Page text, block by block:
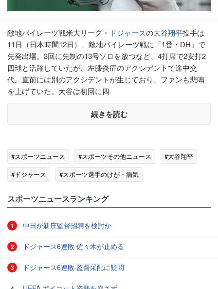
敵地パイレーツ戦米大リーグ・ ドジャースの大谷翔平投手は
11日（日本時間12日）、敵地パイレーツ戦に「1番・DH」で
先発出場。3回に先制の13号ソロを放つなど、4打席で2安打2
四球と活躍していたが、左膝炎症のアクシデントで途中交
代。直前には別のアクシデントが生じており、ファンも悲鳴
を上げていた。大谷は初回に四
続きを読む
#スポーツニュース #スポーツその他ニュース
#大谷翔平
#ドジャース
#スポーツ選手のけが・病気
スポーツニュースランキング
1 中日が新庄監督招聘を検討か
2 ドジャース6連敗 佐々木が止める
3 ドジャース6連敗 監督采配に疑問